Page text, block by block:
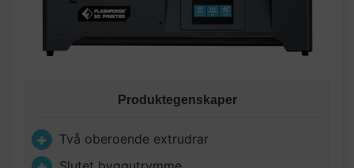
Produktegenskaper
Två oberoende extrudrar